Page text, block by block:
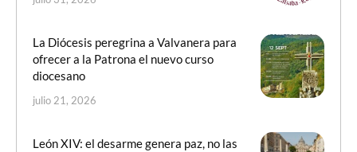
La Diócesis peregrina a Valvanera para
ofrecer a la Patrona el nuevo curso
diocesano
julio 21, 2026
León XIV: el desarme genera paz, no las